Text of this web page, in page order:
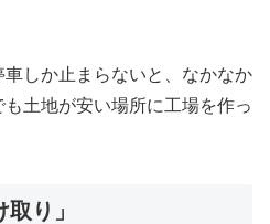
しか止まらないと、なかなか
土地が安い場所に工場を作っ
り」